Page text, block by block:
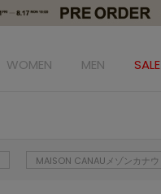
WOMEN MEN SALE
MAISON CANAUメゾンカナウ